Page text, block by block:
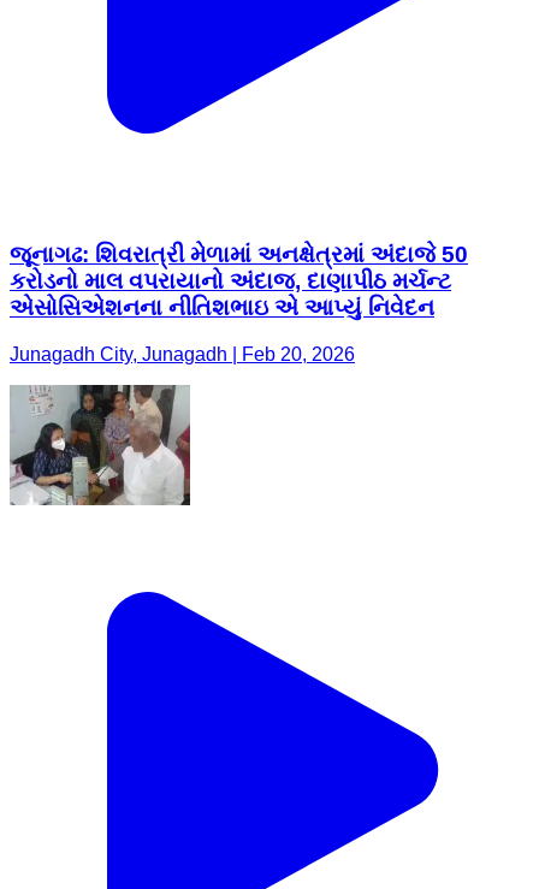
જૂનાગઢ: શિવરાત્રી મેળામાં અનક્ષેત્રમાં અંદાજે 50
કરોડનો માલ વપરાયાનો અંદાજ, દાણાપીઠ મર્ચન્ટ
એસોસિએશનના નીતિશભાઇ એ આપ્યું નિવેદન
Junagadh City, Junagadh | Feb 20, 2026